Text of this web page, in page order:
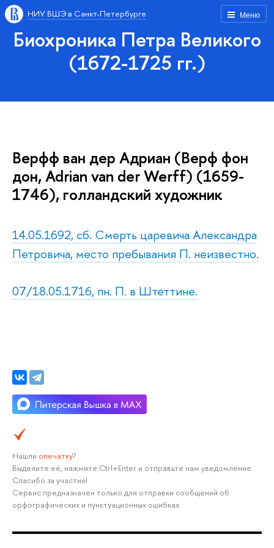
Меню
НИУ ВШЭ в Санкт-Петербурге
Биохроника Петра Великого
(1672-1725 гг.)
Верфф ван дер Адриан (Верф фон
дон, Adrian van der Werff) (1659-
1746), голландский художник
14.05.1692, сб. Смерть царевича Александра
Петровича, место пребывания П. неизвестно.
07/18.05.1716, пн. П. в Штеттине.
Нашли опечатку?
Выделите её, нажмите Ctrl+Enter и отправьте нам уведомление.
Спасибо за участие!
Сервис предназначен только для отправки сообщений об
орфографических и пунктуационных ошибках.